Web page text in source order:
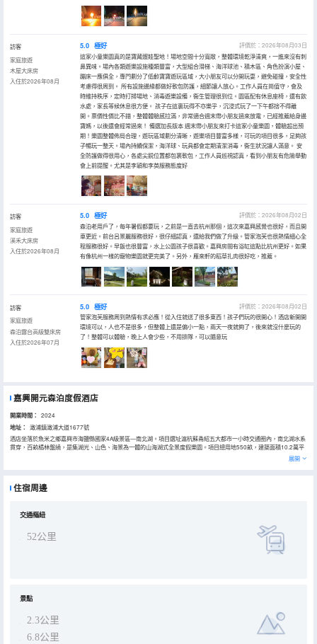
訪客
家庭旅遊
木屋大床房
入住於2026年08月
5.0 極好
評價於：2026年08月03日
這家小童樂園真的是寶藏遛娃聖地！場地空間十分寬敞，整體環境乾淨清爽，一進來沒有刺
鼻異味。場內各類遊樂設施種類豐富，大型組合滑梯、海洋球池、積木區、角色扮演小屋、
蹦床一應俱全，專門劃分了低齡寶寶遊玩區域，大小朋友可以分開玩耍，避免碰撞，安全性
考慮得很周到。 所有設施邊緣都做好軟包防護，細節讓人放心。工作人員在崗值守，會及
時維持秩序，定時打掃場地、消毒遊樂設備，衞生管理很到位。園區配有休息座椅，還有飲
水處，家長等候休息很方便。 孩子在這裏玩得不亦樂乎，沉浸式玩了一下午都捨不得離
開。票價性價比不錯，整體體驗感拉滿，非常適合週末帶小朋友過來放電，已經推薦給身邊
寶媽，以後還會經常過來！ 備選加長版本 週末帶小朋友來打卡這家小童樂園，體驗超出預
期！樂園整體佈局合理，遊玩區域劃分清晰，遊樂項目豐富多樣，可玩的項目很多，足夠孩
子暢玩一整天。場內持續保潔，海洋球、玩具都會定期清潔消毒，衞生狀況讓人滿意。 安
全防護做得很用心，各處尖鋭位置都包裹軟包，工作人員巡視認真，看到小朋友有危險舉動
會上前提醒。尤其是李穎和李英服務態度好
訪客
家庭旅遊
溪禾大床房
入住於2026年08月
5.0 極好
評價於：2026年08月02日
森泊老用戶了，每年暑假都要玩，之前是一直去杭州那個，這次來嘉興感覺也很好，而且開
車更近。前台呂景麗服務很好，很仔細認真，還給我們做了升級。管家泡芙也很熱情細心全
程服務很好。早飯也很豐富，水上公園孩子很喜歡。嘉興房間有浴缸這點比杭州更好。如果
有像杭州一樣的寵物樂園就更完美了。另外，雁來軒的稻草扎肉很好吃，推薦。
訪客
家庭旅遊
森泊露台高級雙床房
入住於2026年07月
5.0 極好
評價於：2026年08月02日
管家泡芙服務周到熱情有求必應！從入住就送了很多東西！孩子們玩的很開心！酒店新開開
環境可以，人也不是很多，但整體上還是偏小一點，兩天一夜就夠了，後來就沒什麼玩的
了！整體可以體驗，晚上人會少些，不用排隊，可以隨意玩
嘉興開元森泊度假酒店
開業時間： 2024
地址：
澉浦鎮澉浦大道1677號
酒店坐落於魚米之鄉嘉興市海鹽縣國家4A級景區—南北湖。項目選址滬杭蘇甬紹五大都市一小時交通圈內，南北湖水系
貫穿，百畝橘林盤繞，是集湖光、山色、海景為一體的山海湖式全景度假樂園。項目總用地550畝，建築面積10.2萬平
方，嘉興森泊以“大自然”為原點，創新衍生“精品度假”與“奇趣遊樂”兩大核心板塊。不僅為遊客提供了特色客房，還有水
上船屋、湖濱城堡、草坪木屋等自然度假木屋；更提供了31000㎡森泊室內外水樂園（2025年室外6月20日-8月31日
展開
住宿周邊
交通樞紐
52公里
景點
2.3公里
6.8公里